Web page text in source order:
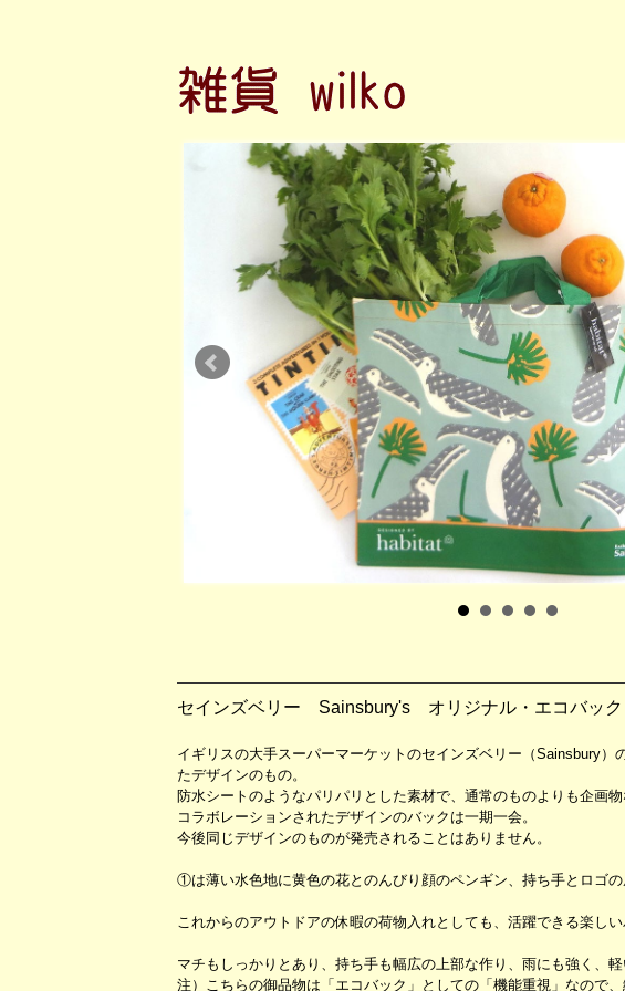
セインズベリー Sainsbury's オリジナル・エコバッ
イギリスの大手スーパーマーケットのセインズベリー（Sainsbury
たデザインのもの。
防水シートのようなパリパリとした素材で、通常のものよりも企画
コラボレーションされたデザインのバックは一期一会。
今後同じデザインのものが発売されることはありません。
①は薄い水色地に黄色の花とのんびり顔のペンギン、持ち手とロゴ
これからのアウトドアの休暇の荷物入れとしても、活躍できる楽し
マチもしっかりとあり、持ち手も幅広の上部な作り、雨にも強く、
注）こちらの御品物は「エコバック」としての「機能重視」なので